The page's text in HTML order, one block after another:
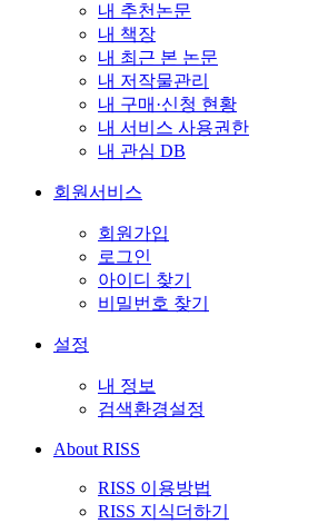
내 추천논문
내 책장
내 최근 본 논문
내 저작물관리
내 구매·신청 현황
내 서비스 사용권한
내 관심 DB
회원서비스
회원가입
로그인
아이디 찾기
비밀번호 찾기
설정
내 정보
검색환경설정
About RISS
RISS 이용방법
RISS 지식더하기